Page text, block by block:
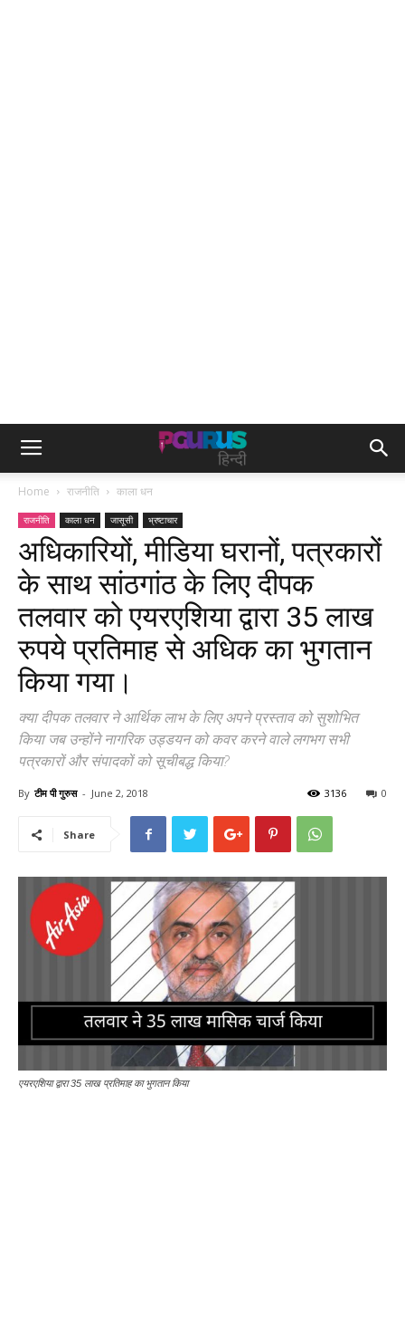
Home राजनीति काला धन
राजनीति काला धन जासूसी भ्रष्टाचार
अधिकारियों, मीडिया घरानों, पत्रकारों
के साथ सांठगांठ के लिए दीपक
तलवार को एयरएशिया द्वारा 35 लाख
रुपये प्रतिमाह से अधिक का भुगतान
किया गया।
क्या दीपक तलवार ने आर्थिक लाभ के लिए अपने प्रस्ताव को सुशोभित
किया जब उन्होंने नागरिक उड्डयन को कवर करने वाले लगभग सभी
पत्रकारों और संपादकों को सूचीबद्ध किया?
By टीम पी गुरुस - June 2, 2018 0
3136
Share
एयरएशिया द्वारा 35 लाख प्रतिमाह का भुगतान किया